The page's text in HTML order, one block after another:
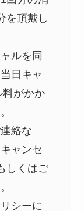
を頂戴し
ルを同
日キャ
料がかか
絡な
ャンセ
しくはご
シーに